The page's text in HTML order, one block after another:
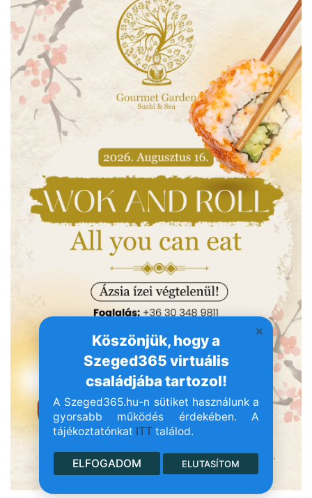
Köszönjük, hogy a
Szeged365 virtuális
családjába tartozol!
A Szeged365.hu-n sütiket használunk a
gyorsabb működés érdekében. A
tájékoztatónkat ITT találod.
ELFOGADOM ELUTASÍTOM